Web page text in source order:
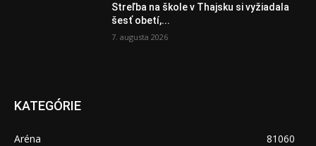
Streľba na škole v Thajsku si vyžiadala
šesť obetí,...
7. augusta 2026
KATEGÓRIE
Aréna
81060